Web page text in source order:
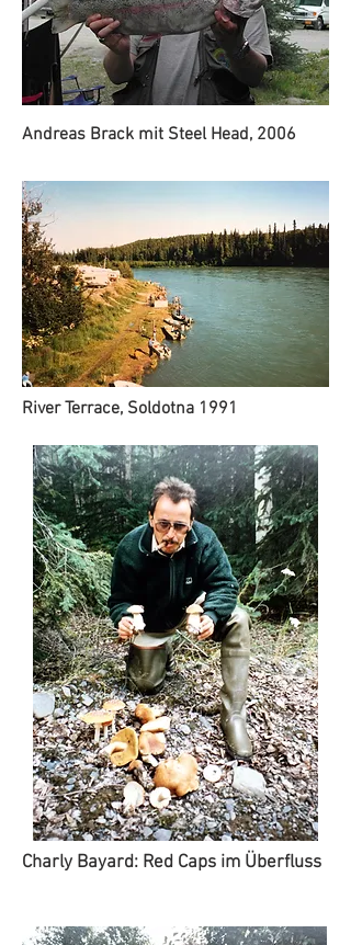
Andreas Brack mit Steel Head, 2006
River Terrace, Soldotna 1991
Charly Bayard: Red Caps im Überfluss